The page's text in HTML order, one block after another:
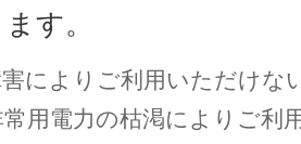
す。
によりご利用いただけな
用電力の枯渇によりご利